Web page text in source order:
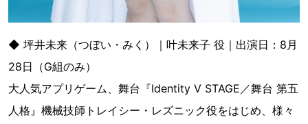
◆ 坪井未来（つぼい・みく）｜叶未来子 役｜出演日：8月
28日（G組のみ）
大人気アプリゲーム、舞台『Identity V STAGE／舞台 第五
人格』機械技師トレイシー・レズニック役をはじめ、様々